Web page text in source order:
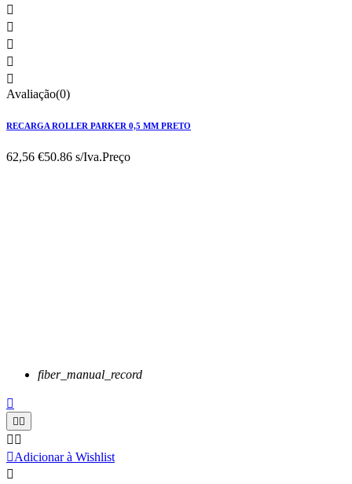





Avaliação(0)
RECARGA ROLLER PARKER 0,5 MM PRETO
62,56 €50.86 s/Iva.Preço
fiber_manual_record

 
 
Adicionar à Wishlist
